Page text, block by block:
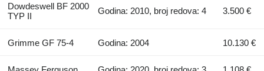
Dowdeswell BF 2000
TYP II
Godina: 2010, broj redova: 4 3.500 €
Grimme GF 75-4 Godina: 2004 10.130 €